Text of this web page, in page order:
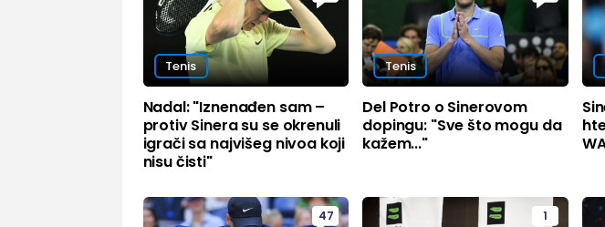
Tenis
Nadal: "Iznenađen sam –
protiv Sinera su se okrenuli
igrači sa najvišeg nivoa koji
nisu čisti"
Tenis
Del Potro o Sinerovom
dopingu: "Sve što mogu da
kažem..."
47 1